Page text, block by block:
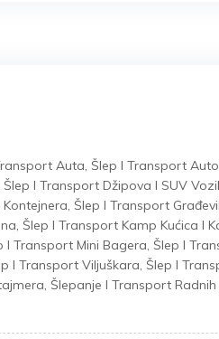
Auta, Šlep I Transport
Šlep I Transport Džipova I SUV
, Šlep I Transport
, Šlep I Transport Kamp Kućica I
I Transport Mini Bagera, Šlep I
I Transport Viljuškara, Šlep I
, Šlepanje I Transport Radnih